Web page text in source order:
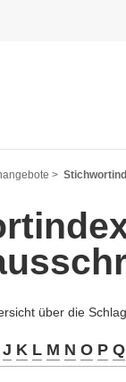
>
über die
J K L M N O P Q